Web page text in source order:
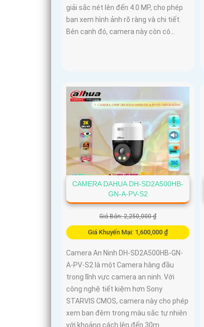
giải sắc nét lên đến 4.0 MP, cho phép
bạn xem hình ảnh rõ ràng và chi tiết.
Bên cạnh đó, camera này còn có...
CAMERA DAHUA DH-SD2A500HB-
GN-A-PV-S2
Giá Bán: 2,250,000 ₫
Giá Khuyến Mại: 1,600,000 ₫
Camera An Ninh DH-SD2A500HB-GN-
A-PV-S2 là một Camera hàng đầu
trong lĩnh vực camera an ninh. Với
công nghệ tiết kiệm hơn Sony
STARVIS CMOS, camera này cho phép
xem ban đêm trong màu sắc tự nhiên
với khoảng cách lên đến 30m